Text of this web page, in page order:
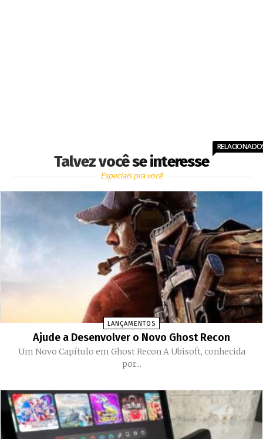
Talvez você se interesse
Especiais pra você
LANÇAMENTOS
Ajude a Desenvolver o Novo Ghost Recon
Um Novo Capítulo em Ghost Recon A Ubisoft, conhecida
por...